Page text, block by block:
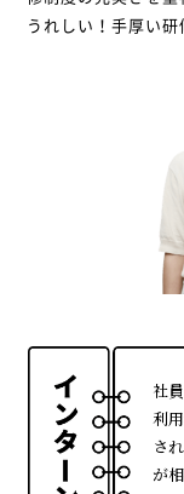
うれしい！手厚い研
社
利
さ
が